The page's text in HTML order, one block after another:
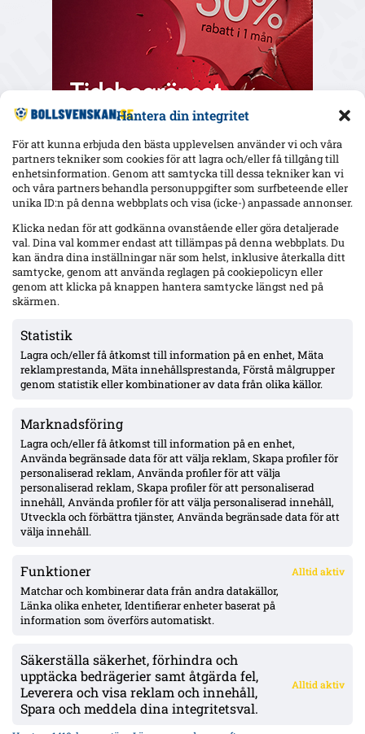
Hantera din integritet
För att kunna erbjuda den bästa upplevelsen använder vi och våra
partners tekniker som cookies för att lagra och/eller få tillgång till
enhetsinformation. Genom att samtycka till dessa tekniker kan vi
och våra partners behandla personuppgifter som surfbeteende eller
unika ID:n på denna webbplats och visa (icke-) anpassade annonser.
Klicka nedan för att godkänna ovanstående eller göra detaljerade
val. Dina val kommer endast att tillämpas på denna webbplats. Du
kan ändra dina inställningar när som helst, inklusive återkalla ditt
samtycke, genom att använda reglagen på cookiepolicyn eller
genom att klicka på knappen hantera samtycke längst ned på
skärmen.
Statistik
Lagra och/eller få åtkomst till information på en enhet, Mäta
reklamprestanda, Mäta innehållsprestanda, Förstå målgrupper
genom statistik eller kombinationer av data från olika källor.
Marknadsföring
Lagra och/eller få åtkomst till information på en enhet,
Använda begränsade data för att välja reklam, Skapa profiler för
personaliserad reklam, Använda profiler för att välja
personaliserad reklam, Skapa profiler för att personaliserad
innehåll, Använda profiler för att välja personaliserad innehåll,
Utveckla och förbättra tjänster, Använda begränsade data för att
välja innehåll.
Funktioner Alltid aktiv
Matchar och kombinerar data från andra datakällor,
Länka olika enheter, Identifierar enheter baserat på
information som överförs automatiskt.
Säkerställa säkerhet, förhindra och
upptäcka bedrägerier samt åtgärda fel,
Leverera och visa reklam och innehåll,
Spara och meddela dina integritetsval.
Alltid aktiv
Senaste
siktar på minst två värvningar – hoppas landa affär inom
dagar
Salter avgjorde med dubbel för GAIS på Örjans vall – bröt
GAIS 2–0 borta mot Halmstads BK – skruvar eftermatch-kost:
Tikka masala ersätter pizza och kebab
IFK Göteborg 3–2 Kalmar – andra raka; Sam Larsson straffmål
efter vila, Kalmar fortsatt utan bortaseger
Uppgifter: Rangers kan värva Oskar Fallenius för £400–500k –
kontraktet ut vid årets slut
ÖVERSIKT
Nyheter & Reportage
Spelarbetyg
KONTAKT
kontakt@bollsvenskan.se
redaktionen@bollsvenskan.se
jobb@bollsvenskan.se